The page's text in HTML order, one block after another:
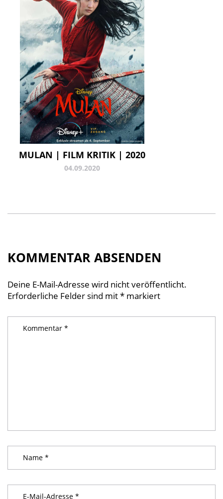
MULAN | FILM KRITIK | 2020
04.09.2020
KOMMENTAR ABSENDEN
Deine E-Mail-Adresse wird nicht veröffentlicht.
Erforderliche Felder sind mit* markiert